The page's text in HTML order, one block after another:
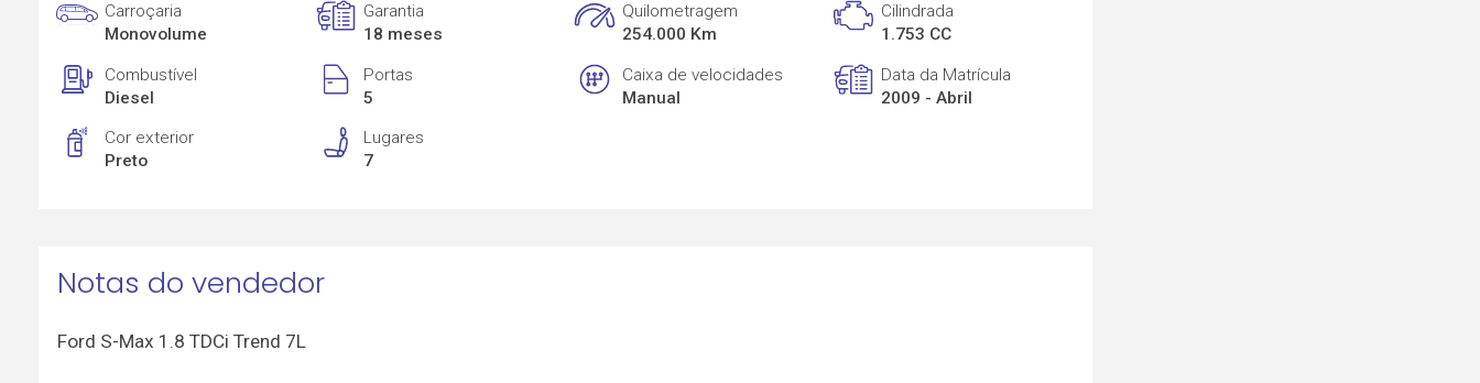
Carroçaria
Monovolume
Garantia
18 meses
Quilometragem
254.000 Km
Cilindrada
1.753 CC
Combustível
Diesel
Portas
5
Caixa de velocidades
Manual
Data da Matrícula
2009 - Abril
Cor exterior
Preto
Lugares
7
Notas do vendedor
Ford S-Max 1.8 TDCi Trend 7L